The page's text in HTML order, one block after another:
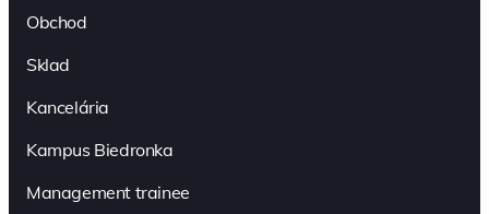
Obchod
Sklad
Kancelária
Kampus Biedronka
Management trainee